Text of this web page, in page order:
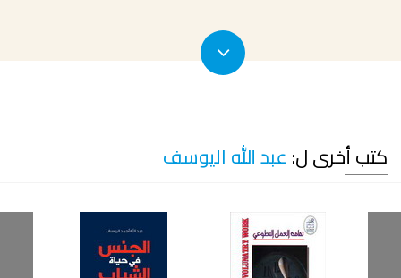
كتب أخرى ل: عبد الله اليوسف